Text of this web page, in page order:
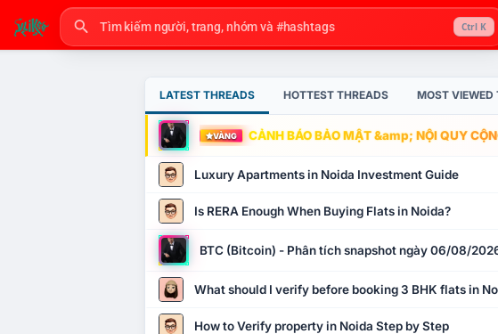
Ctrl K
LATEST THREADS HOTTEST THREADS MOST VIEWED
VÀNG CẢNH BÁO BẢO MẬT &amp; NỘI QUY
Luxury Apartments in Noida Investment Guide
Is RERA Enough When Buying Flats in Noida?
BTC (Bitcoin) - Phân tích snapshot ngày 06/08/
What should I verify before booking 3 BHK flats in
How to Verify property in Noida Step by Step